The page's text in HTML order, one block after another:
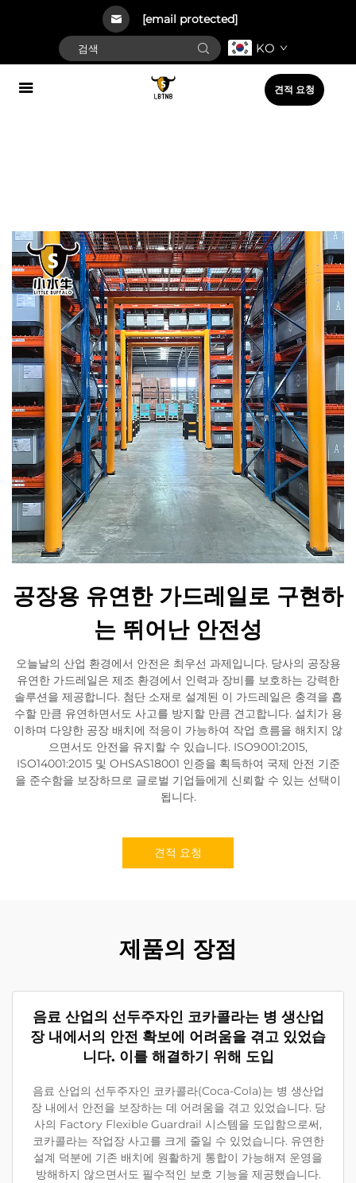
[email protected]
KO
견적 요청
공장용 유연한 가드레일로 구현하
는 뛰어난 안전성
오늘날의 산업 환경에서 안전은 최우선 과제입니다. 당사의 공장용
유연한 가드레일은 제조 환경에서 인력과 장비를 보호하는 강력한
솔루션을 제공합니다. 첨단 소재로 설계된 이 가드레일은 충격을 흡
수할 만큼 유연하면서도 사고를 방지할 만큼 견고합니다. 설치가 용
이하며 다양한 공장 배치에 적응이 가능하여 작업 흐름을 해치지 않
으면서도 안전을 유지할 수 있습니다. ISO9001:2015,
ISO14001:2015 및 OHSAS18001 인증을 획득하여 국제 안전 기준
을 준수함을 보장하므로 글로벌 기업들에게 신뢰할 수 있는 선택이
됩니다.
견적 요청
제품의 장점
음료 산업의 선두주자인 코카콜라는 병 생산업
장 내에서의 안전 확보에 어려움을 겪고 있었습
니다. 이를 해결하기 위해 도입
음료 산업의 선두주자인 코카콜라(Coca-Cola)는 병 생산업
장 내에서 안전을 보장하는 데 어려움을 겪고 있었습니다. 당
사의 Factory Flexible Guardrail 시스템을 도입함으로써,
코카콜라는 작업장 사고를 크게 줄일 수 있었습니다. 유연한
설계 덕분에 기존 배치에 원활하게 통합이 가능해져 운영을
방해하지 않으면서도 필수적인 보호 기능을 제공했습니다.